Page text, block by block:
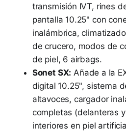
transmisión IVT, rines
pantalla 10.25" con
inalámbrica,
de crucero, modos de
de piel, 6 airbags.
Sonet SX: Añade a la
digital 10.25", sistema
altavoces, cargador
completas (delanteras
interiores en piel